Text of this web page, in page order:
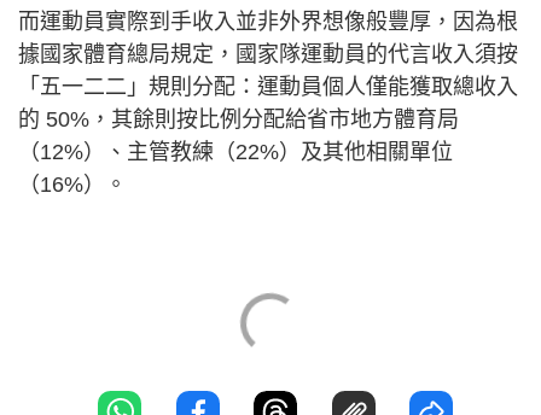
而運動員實際到手收入並非外界想像般豐厚，因為根
據國家體育總局規定，國家隊運動員的代言收入須按
「五一二二」規則分配：運動員個人僅能獲取總收入
的 50%，其餘則按比例分配給省市地方體育局
（12%）、主管教練（22%）及其他相關單位
（16%）。